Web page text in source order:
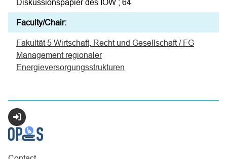
Diskussionspapier des IÖW ; 64
Faculty/Chair:
Fakultät 5 Wirtschaft, Recht und Gesellschaft / FG
Management regionaler
Energieversorgungsstrukturen
Login